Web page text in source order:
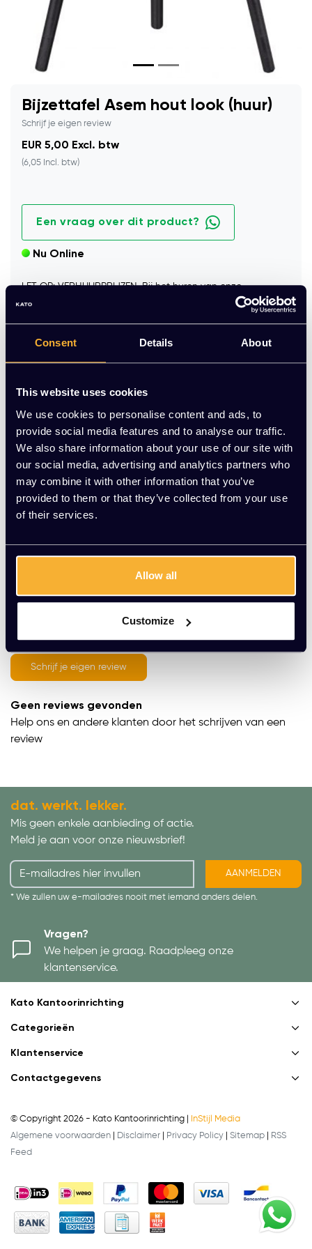
Consent Details About
This website uses cookies
We use cookies to personalise content and ads, to
provide social media features and to analyse our traffic.
We also share information about your use of our site with
our social media, advertising and analytics partners who
may combine it with other information that you’ve
provided to them or that they’ve collected from your use
of their services.
Allow all
Customize
Bijzettafel Asem hout look (huur)
Schrijf je eigen review
EUR 5,00 Excl. btw
(6,05 Incl. btw)
Een vraag over dit product?
Nu Online
LET OP: VERHUURPRIJZEN. Bij het huren van onze
producten geld een minimale huurtermijn van 6 maand, zie
onze voorwaarden in de productomschrijving. Vraag een
informatie.
Vraag jouw persoonlijke aanbieding aan
Gratis montage
Vrijblijvende offerte
Wat onze klanten zeggen
Schrijf je eigen review
Geen reviews gevonden
Help ons en andere klanten door het schrijven van een
review
dat. werkt. lekker.
Mis geen enkele aanbieding of actie.
Meld je aan voor onze nieuwsbrief!
AANMELDEN
* We zullen uw e-mailadres nooit met iemand anders delen.
Vragen?
We helpen je graag. Raadpleeg onze
klantenservice.
Kato Kantoorinrichting
Categorieën
Klantenservice
Contactgegevens
© Copyright 2026 - Kato Kantoorinrichting |
InStijl Media
Algemene voorwaarden
Disclaimer Privacy Policy Sitemap
RSS
Feed